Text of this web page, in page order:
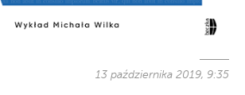
13 października 2019, 9:35